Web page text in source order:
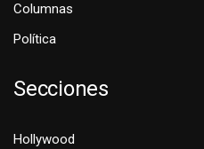
Columnas
Política
Secciones
Hollywood